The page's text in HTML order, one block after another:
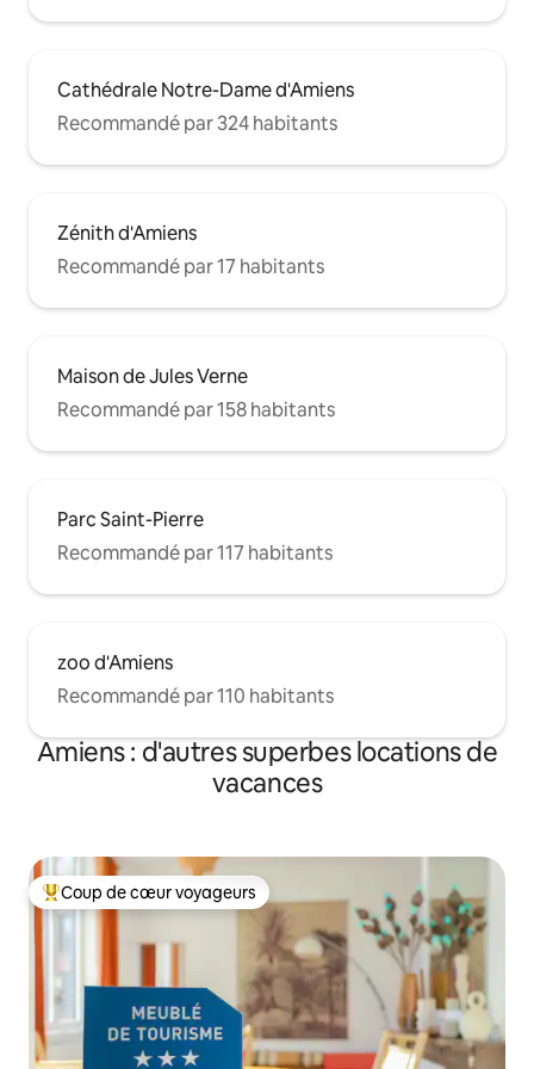
Cathédrale Notre-Dame d'Amiens
Recommandé par 324 habitants
Zénith d'Amiens
Recommandé par 17 habitants
Maison de Jules Verne
Recommandé par 158 habitants
Parc Saint-Pierre
Recommandé par 117 habitants
zoo d'Amiens
Recommandé par 110 habitants
Amiens : d'autres superbes locations de
vacances
Coups de cœur voyageurs les plus appréciés
Coup de cœur voyageurs